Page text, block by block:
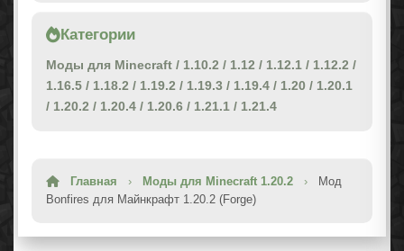
Категории
Моды для Minecraft / 1.10.2 / 1.12 / 1.12.1 / 1.12.2 /
1.16.5 / 1.18.2 / 1.19.2 / 1.19.3 / 1.19.4 / 1.20 / 1.20.1
/ 1.20.2 / 1.20.4 / 1.20.6 / 1.21.1 / 1.21.4
Главная › Моды для Minecraft 1.20.2 ›
Мод
Bonfires для Майнкрафт 1.20.2 (Forge)